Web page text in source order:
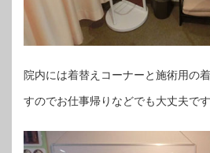
院内には着替えコーナーと施術用の
すのでお仕事帰りなどでも大丈夫です